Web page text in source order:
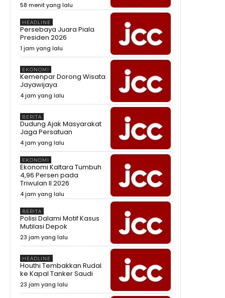
58 menit yang lalu
HEADLINE
Persebaya Juara Piala
Presiden 2026
1 jam yang lalu
EKONOMI
Kemenpar Dorong Wisata
Jayawijaya
4 jam yang lalu
BERITA
Dudung Ajak Masyarakat
Jaga Persatuan
4 jam yang lalu
EKONOMI
Ekonomi Kaltara Tumbuh
4,96 Persen pada
Triwulan II 2026
4 jam yang lalu
BERITA
Polisi Dalami Motif Kasus
Mutilasi Depok
23 jam yang lalu
HEADLINE
Houthi Tembakkan Rudal
ke Kapal Tanker Saudi
23 jam yang lalu